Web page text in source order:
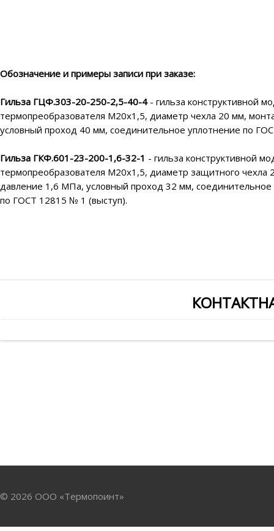
Обозначение и примеры записи при заказе:
Гильза ГЦФ.303-20-250-2,5-40-4- гильза конструктивной
термопреобразователя М20х1,5, диаметр чехла 20 мм,
условный проход 40 мм, соединительное уплотнение по
Гильза ГКФ.601-23-200-1,6-32-1 - гильза конструктивной
термопреобразователя М20х1,5, диаметр защитного
давление 1,6 МПа, условный проход 32 мм, соединительное
по ГОСТ 12815 № 1 (выступ).
© 2026 ООО «Термопоинт»